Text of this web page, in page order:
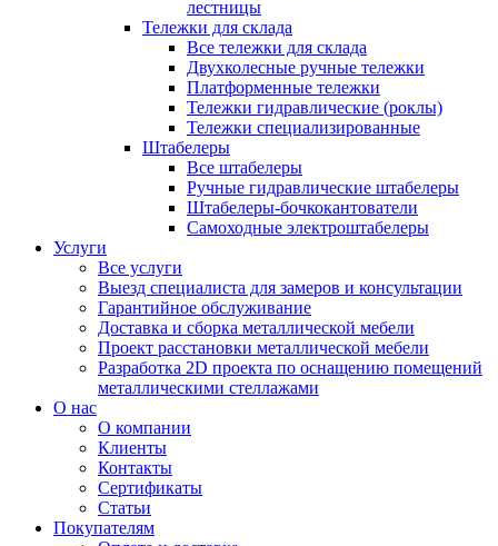
лестницы
Тележки для склада
Все тележки для склада
Двухколесные ручные тележки
Платформенные тележки
Тележки гидравлические (роклы)
Тележки специализированные
Штабелеры
Все штабелеры
Ручные гидравлические штабелеры
Штабелеры-бочкокантователи
Самоходные электроштабелеры
Услуги
Все услуги
Выезд специалиста для замеров и консультации
Гарантийное обслуживание
Доставка и сборка металлической мебели
Проект расстановки металлической мебели
Разработка 2D проекта по оснащению помещений
металлическими стеллажами
О нас
О компании
Клиенты
Контакты
Сертификаты
Статьи
Покупателям